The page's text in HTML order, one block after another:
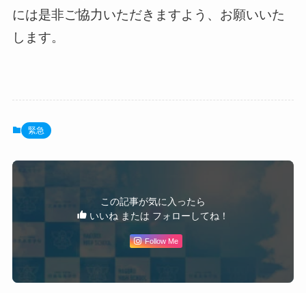
には是非ご協力いただきますよう、お願いいた
します。
緊急
この記事が気に入ったら
いいね または フォローしてね！
Follow Me